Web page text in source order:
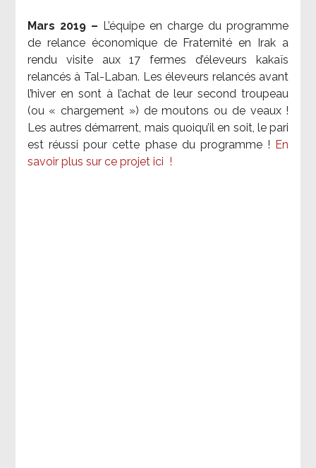
Mars 2019 – L’équipe en charge du programme
de relance économique de Fraternité en Irak a
rendu visite aux 17 fermes d’éleveurs kakaïs
relancés à Tal-Laban. Les éleveurs relancés avant
l’hiver en sont à l’achat de leur second troupeau
(ou « chargement ») de moutons ou de veaux !
Les autres démarrent, mais quoiqu’il en soit, le pari
est réussi pour cette phase du programme ! En
savoir plus sur ce projet ici !